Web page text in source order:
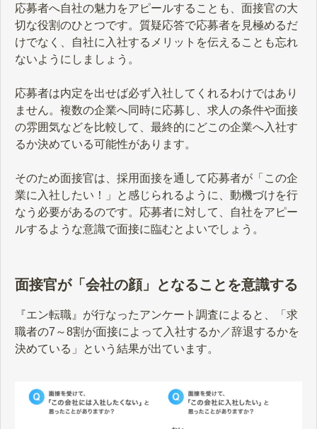
応募者へ自社の魅力をアピールすることも、面接官の大
切な役割のひとつです。質疑応答で応募者を見極めるだ
けでなく、自社に入社するメリットを伝えることも忘れ
ないようにしましょう。
応募者は内定を出せば必ず入社してくれるわけではあり
ません。複数の企業へ同時に応募し、求人の条件や面接
の雰囲気などを比較して、最終的にどこの企業へ入社す
るか決めている可能性があります。
そのため面接官は、採用面接を通して応募者が「この企
業に入社したい！」と感じられるように、動機づけを行
なう必要があるのです。応募者に対して、自社をアピー
ルするような意識で面接に臨むとよいでしょう。
面接官が「会社の顔」となることを意識する
『エン転職』が行なったアンケート調査によると、「求
職者の7～8割が面接によって入社するか／辞退するかを
決めている」という結果が出ています。